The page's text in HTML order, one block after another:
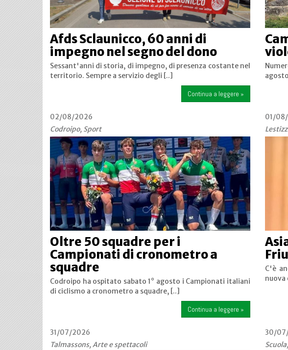
Afds Sclaunicco, 60 anni di
impegno nel segno del dono
Sessant'anni di storia, di impegno, di presenza costante nel
territorio. Sempre a servizio degli [..]
Continua a leggere »
02/08/2026
Codroipo, Sport
Oltre 50 squadre per i
Campionati di cronometro a
squadre
Codroipo ha ospitato sabato 1° agosto i Campionati italiani
di ciclismo a cronometro a squadre, [..]
Continua a leggere »
01/
C'è
nuova
31/07/2026
Talmassons, Arte e spettacoli
30/